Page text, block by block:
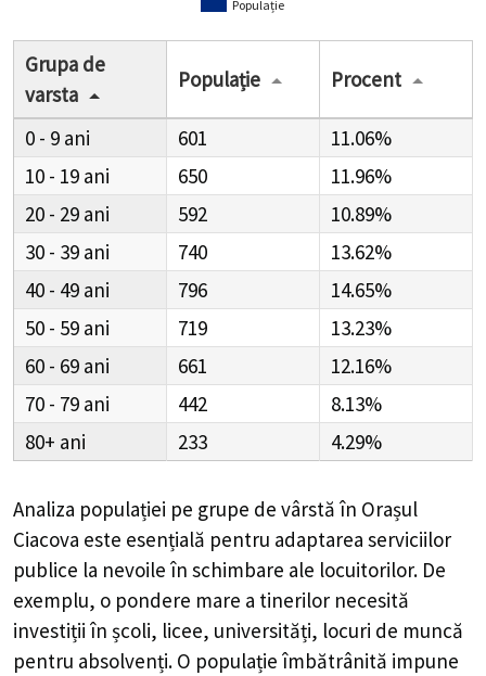
Populație
Grupa de
varsta
Populație Procent
0 - 9 601
11.06%
10 - 19
650
11.96%
20 - 29
592
10.89%
30 - 39
740
13.62%
40 - 49
796
14.65%
50 - 59
719
13.23%
60 - 69
661
12.16%
70 - 79
442
8.13%
80+
233 4.29%
Analiza populației pe grupe de vârstă în Orașul
Ciacova este esențială pentru adaptarea serviciilor
publice la nevoile în schimbare ale locuitorilor. De
exemplu, o pondere mare a tinerilor necesită
investiții în școli, licee, universități, locuri de muncă
pentru absolvenți. O populație îmbătrânită impune